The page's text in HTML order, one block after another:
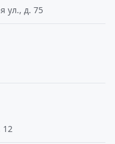
ул., д. 75
12